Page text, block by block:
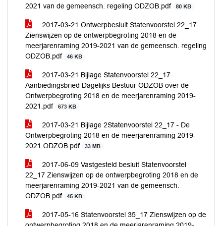
2021 van de gemeensch. regeling ODZOB.pdf
80 KB
2017-03-21 Ontwerpbesluit Statenvoorstel 22_17
Zienswijzen op de ontwerpbegroting 2018 en de
meerjarenraming 2019-2021 van de gemeensch. regeling
ODZOB.pdf
46 KB
2017-03-21 Bijlage Statenvoorstel 22_17
Aanbiedingsbried Dagelijks Bestuur ODZOB over de
Ontwerpbegroting 2018 en de meerjarenraming 2019-
2021.pdf
673 KB
2017-03-21 Bijlage 2Statenvoorstel 22_17 - De
Ontwerpbegroting 2018 en de meerjarenraming 2019-
2021 ODZOB.pdf
33 MB
2017-06-09 Vastgesteld besluit Statenvoorstel
22_17 Zienswijzen op de ontwerpbegroting 2018 en de
meerjarenraming 2019-2021 van de gemeensch.
ODZOB.pdf
45 KB
2017-05-16 Statenvoorstel 35_17 Zienswijzen op de